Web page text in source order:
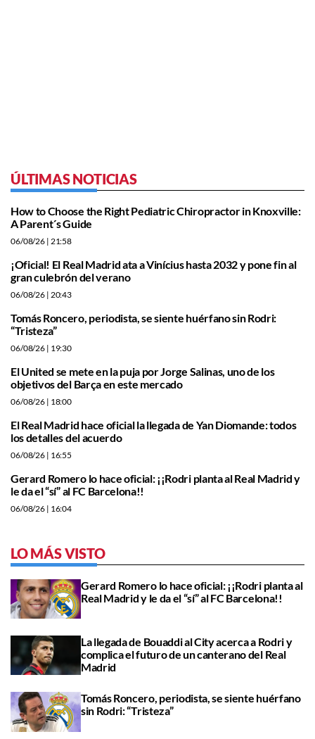
ÚLTIMAS NOTICIAS
How to Choose the Right Pediatric Chiropractor in Knoxville:
A Parent´s Guide
06/08/26 | 21:58
¡Oficial! El Real Madrid ata a Vinícius hasta 2032 y pone fin al
gran culebrón del verano
06/08/26 | 20:43
Tomás Roncero, periodista, se siente huérfano sin Rodri:
“Tristeza”
06/08/26 | 19:30
El United se mete en la puja por Jorge Salinas, uno de los
objetivos del Barça en este mercado
06/08/26 | 18:00
El Real Madrid hace oficial la llegada de Yan Diomande: todos
los detalles del acuerdo
06/08/26 | 16:55
Gerard Romero lo hace oficial: ¡¡Rodri planta al Real Madrid y
le da el “sí” al FC Barcelona!!
06/08/26 | 16:04
LO MÁS VISTO
Gerard Romero lo hace oficial: ¡¡Rodri planta al
Real Madrid y le da el “sí” al FC Barcelona!!
La llegada de Bouaddi al City acerca a Rodri y
complica el futuro de un canterano del Real
Madrid
Tomás Roncero, periodista, se siente huérfano
sin Rodri: “Tristeza”